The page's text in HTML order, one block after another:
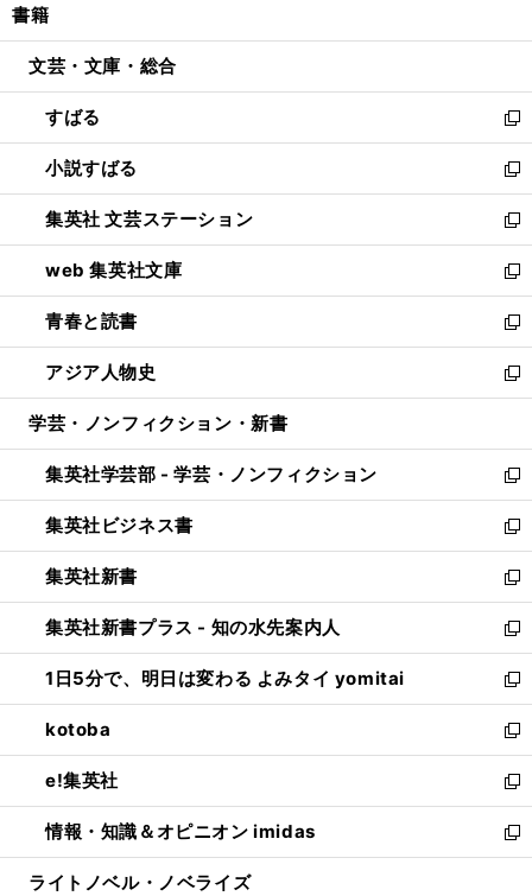
開
ウ
開
く
ン
ウ
で
開
く
ウ
ン
ド
ウ
で
開
く
書籍
文芸・文庫・総合
すばる
新
し
い
ウ
ィ
ン
ド
ウ
で
開
く
小説すばる
新
し
い
ウ
ィ
ン
ド
ウ
で
開
集英社 文芸ステーション
新
し
い
ウ
ィ
ン
ド
ウ
開
く
web 集英社文庫
新
し
い
ウ
ィ
ン
ウ
で
開
く
青春と読書
新
し
い
ウ
ン
ド
ウ
で
開
く
アジア人物史
新
し
ウ
ィ
ン
ド
ウ
で
開
く
学芸・ノンフィクション・新書
集英社学芸部 - 学芸・ノンフィクション
新
し
い
ウ
ィ
ン
ド
ウ
で
開
く
集英社ビジネス書
新
し
い
ウ
ィ
ン
ド
ウ
で
開
く
集英社新書
新
し
い
ウ
ィ
ン
ド
ウ
で
開
く
集英社新書プラス - 知の水先案内人
新
し
い
ウ
ィ
ン
ド
ウ
で
開
1日5分で、明日は変わる よみタイ yomitai
新
し
い
ウ
ィ
ン
ド
ウ
kotoba
新
し
い
ウ
ィ
ン
e!集英社
新
し
い
ウ
情報・知識＆オピニオン imidas
新
し
ライトノベル・ノベライズ